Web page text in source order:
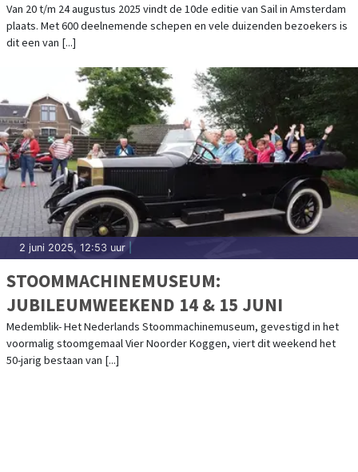
Van 20 t/m 24 augustus 2025 vindt de 10de editie van Sail in Amsterdam
plaats. Met 600 deelnemende schepen en vele duizenden bezoekers is
dit een van [...]
2 juni 2025, 12:53 uur
STOOMMACHINEMUSEUM:
JUBILEUMWEEKEND 14 & 15 JUNI
Medemblik- Het Nederlands Stoommachinemuseum, gevestigd in het
voormalig stoomgemaal Vier Noorder Koggen, viert dit weekend het
50-jarig bestaan van [...]